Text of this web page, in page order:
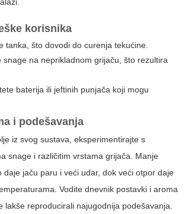
korisnika
tanka, što dovodi do curenja tekućine.
snage na neprikladnom grijaču, što rezultira
baterija ili jeftinih punjača koji mogu
i podešavanja
iz svog sustava, eksperimentirajte s
snage i različitim vrstama grijača. Manje
daje jaču paru i veći udar, dok veći otpor daje
Vodite dnevnik postavki i aroma
lakše reproducirali najugodnija podešavanja.